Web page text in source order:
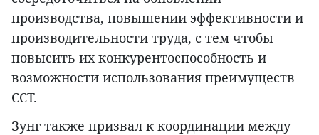
производства, повышении эффективности и
производительности труда, с тем чтобы
повысить их конкурентоспособность и
возможности использования преимуществ
ССТ.
Зунг также призвал к координации между